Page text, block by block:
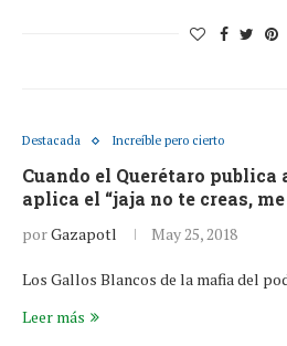
Destacada Increíble pero cierto
Cuando el Querétaro publica
aplica el “jaja no te creas,
porGazapotl May 25, 2018
Los Gallos Blancos de la mafia del
Leer más